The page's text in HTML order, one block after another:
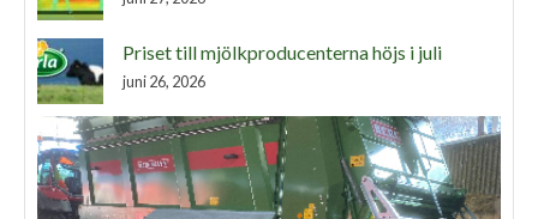
Priset till mjölkproducenterna höjs i juli
juni 26, 2026